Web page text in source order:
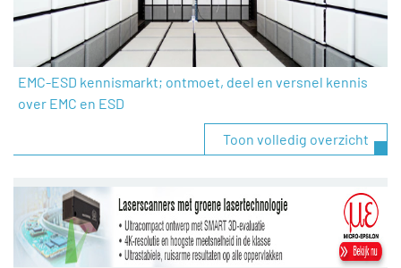
EMC-ESD kennismarkt; ontmoet, deel en versnel kennis
over EMC en ESD
Toon volledig overzicht